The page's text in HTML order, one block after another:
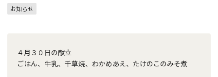
お知らせ
４月３０日の献立
ごはん、牛乳、千草焼、わかめあえ、たけのこのみそ煮